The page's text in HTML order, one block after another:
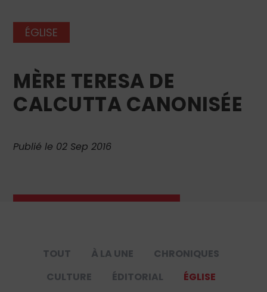
ÉGLISE
MÈRE TERESA DE
CALCUTTA CANONISÉE
Publié le 02 Sep 2016
TOUT À LA UNE
CHRONIQUES
CULTURE
ÉDITORIAL
ÉGLISE